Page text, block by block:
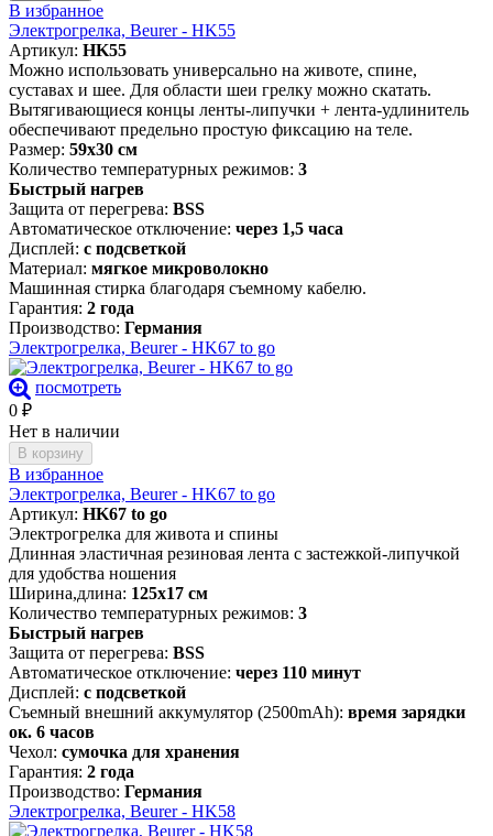
В избранное
Электрогрелка, Beurer - HK55
Артикул: HK55
Можно использовать универсально на животе, спине,
суставах и шее. Для области шеи грелку можно скатать.
Вытягивающиеся концы ленты-липучки + лента-удлинитель
обеспечивают предельно простую фиксацию на теле.
Размер: 59х30 см
Количество температурных режимов: 3
Быстрый нагрев
Защита от перегрева: BSS
Автоматическое отключение: через 1,5 часа
Дисплей: с подсветкой
Материал: мягкое микроволокно
Машинная стирка благодаря съемному кабелю.
Гарантия: 2 года
Производство: Германия
Электрогрелка, Beurer - HK67 to go
посмотреть
0 ₽
Нет в наличии
В корзину
В избранное
Электрогрелка, Beurer - HK67 to go
Артикул: HK67 to go
Электрогрелка для живота и спины
Длинная эластичная резиновая лента с застежкой-липучкой
для удобства ношения
Ширина,длина: 125х17 см
Количество температурных режимов: 3
Быстрый нагрев
Защита от перегрева: BSS
Автоматическое отключение: через 110 минут
Дисплей: с подсветкой
Съемный внешний аккумулятор (2500mAh): время зарядки
ок. 6 часов
Чехол: сумочка для хранения
Гарантия: 2 года
Производство: Германия
Электрогрелка, Beurer - HK58